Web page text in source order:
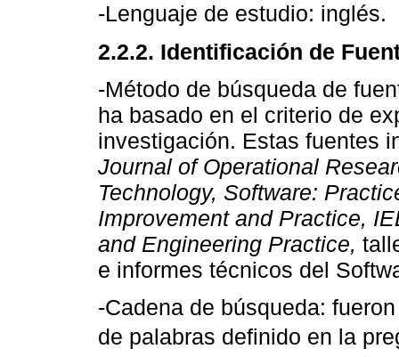
-Lenguaje de estudio: inglés.
2.2.2. Identificación de
-Método de búsqueda de
ha basado en el criterio de
investigación. Estas fuentes
Journal of Operational
Technology, Software:
Improvement and Practice,
and Engineering Practice,
e informes técnicos del
-Cadena de búsqueda:
de palabras definido en la